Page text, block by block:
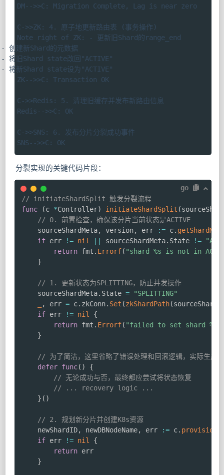
    DM-->>C: Migration Complete, Lag is near zero
    C->>ZK: 4. 原子地更新路由表 (事务操作)
    Note right of ZK: - 更新旧Shard的range_end
- 创建新Shard的元数据
- 将旧Shard state改回"ACTIVE"
- 将新Shard state设为"ACTIVE"
    ZK-->>C: Transaction OK
    C->>Redis: 5. 清理旧缓存并发布新路由信息
    Redis-->>C: OK
    C->>SNS: 6. 发布分片分裂成功事件
    SNS-->>C: OK
分裂实现的关键代码片段：
go
// initiateShardSplit 触发分裂流程
func
(c *Controller) initiateShardSplit (
// 0. 前置检查，确保该分片当前状态是ACTIVE
	sourceShardMeta
, version, err := c.
if err != nil || sourceShardMeta. State !=
return fmt . Errorf( "shard %s is not in
}
// 1. 更新状态为SPLITTING，防止并发操作
	sourceShardMeta
. State =
"SPLITTING"
, err = c. zkConn. Set (zkShardPath(
if err != nil
{
return fmt . Errorf( "failed to set shard %s
}
// 为了简洁，这里省略了错误处理和回滚逻辑，实际生产
defer func( )
{
// 无论成功与否，最终都应尝试将状态恢复
// ... recovery logic ...
} ( )
// 2. 规划新分片并创建K8s资源
	newShardID
, newDBNodeName, err := c.
if err != nil
{
return err
}